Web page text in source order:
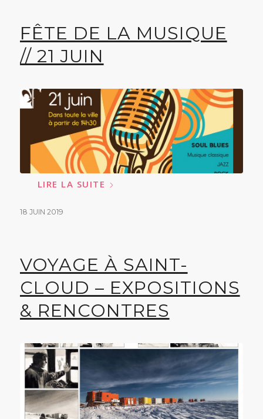
FÊTE DE LA MUSIQUE
// 21 JUIN
LIRE LA SUITE
18 JUIN 2019
VOYAGE À SAINT-
CLOUD – EXPOSITIONS
& RENCONTRES